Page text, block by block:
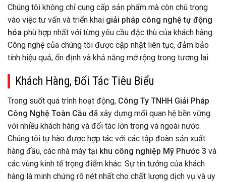
Chúng tôi không chỉ cung cấp sản phẩm mà còn chú trọng
vào việc tư vấn và triển khai giải pháp công nghệ tự động
hóa phù hợp nhất với từng yêu cầu đặc thù của khách hàng.
Công nghệ của chúng tôi được cập nhật liên tục, đảm bảo
tính hiệu quả, ổn định và khả năng mở rộng trong tương lai.
Khách Hàng, Đối Tác Tiêu Biểu
Trong suốt quá trình hoạt động, Công Ty TNHH Giải Pháp
Công Nghệ Toàn Cầu đã xây dựng mối quan hệ bền vững
với nhiều khách hàng và đối tác lớn trong và ngoài nước.
Chúng tôi tự hào được hợp tác với các tập đoàn sản xuất
hàng đầu, các nhà máy tại khu công nghiệp Mỹ Phước 3 và
các vùng kinh tế trọng điểm khác. Sự tin tưởng của khách
hàng là minh chứng rõ nét nhất cho chất lượng dịch vụ và uy